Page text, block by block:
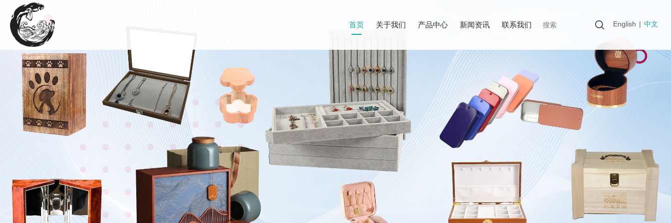
English | 中文
首页 关于我们 产品中心 新闻资讯 联系我们